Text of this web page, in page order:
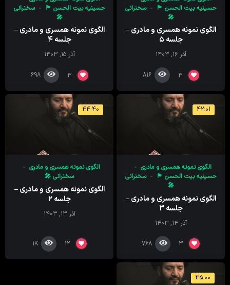
حسینیه بیت الحسن 🏴
سخنرانی
🎤
الگوی نمونه همسری و مادری –
جلسه ۵
آذر ۱۶, ۱۴۰۳
3
816
حسینیه بیت الحسن 🏴
سخنرانی
🎤
الگوی نمونه همسری و مادری –
جلسه ۴
آذر ۱۵, ۱۴۰۳
3
698
42:01
الگوی نمونه همسری و مادری
حسینیه بیت الحسن 🏴
سخنرانی
🎤
الگوی نمونه همسری و مادری –
جلسه ۳
آذر ۱۴, ۱۴۰۳
3
768
44:40
الگوی نمونه همسری و مادری
سخنرانی 🎤
الگوی نمونه همسری و مادری –
جلسه ۲
آذر ۱۳, ۱۴۰۳
12
1K
45:00